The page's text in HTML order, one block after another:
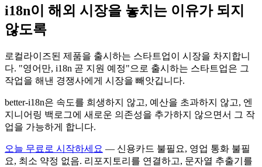
i18n이 해외 시장을 놓치는 이유가 되지
않도록
로컬라이즈된 제품을 출시하는 스타트업이 시장을 차지합니
다. "영어만, i18n 곧 지원 예정"으로 출시하는 스타트업은 그
작업을 해낸 경쟁사에게 시장을 빼앗깁니다.
better-i18n은 속도를 희생하지 않고, 예산을 초과하지 않고, 엔
지니어링 백로그에 새로운 의존성을 추가하지 않으면서 그 작
업을 가능하게 합니다.
오늘 무료로 시작하세요 — 신용카드 불필요, 영업 통화 불필
요, 최소 약정 없음. 리포지토리를 연결하고, 문자열 추출기를